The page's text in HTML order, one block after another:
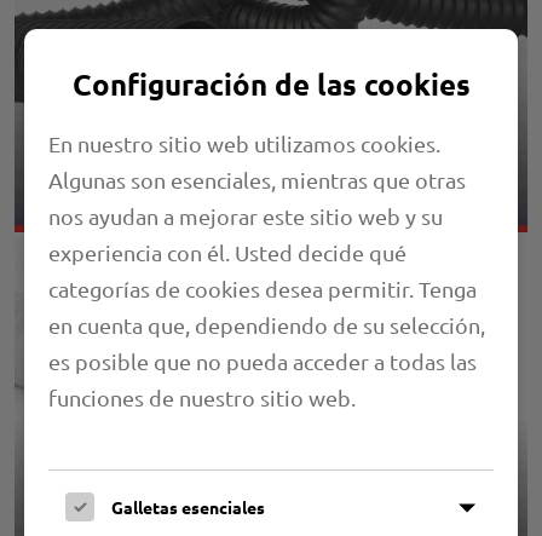
3,02 PRIMAFLEX UNI E13 S
3,05 PRIMAFLEX UNI M2L
Configuración de las cookies
En nuestro sitio web utilizamos cookies.
Algunas son esenciales, mientras que otras
nos ayudan a mejorar este sitio web y su
experiencia con él. Usted decide qué
categorías de cookies desea permitir. Tenga
en cuenta que, dependiendo de su selección,
es posible que no pueda acceder a todas las
funciones de nuestro sitio web.
Galletas esenciales